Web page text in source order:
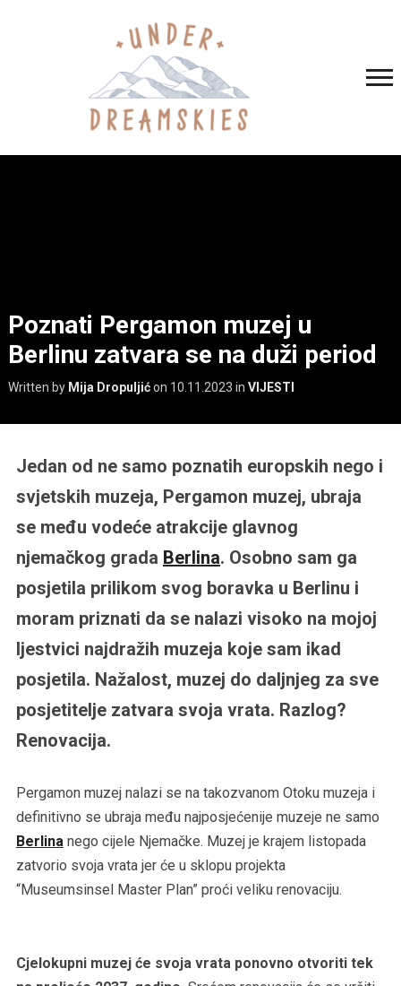
Poznati Pergamon muzej u
Berlinu zatvara se na duži period
Written by Mija Dropuljićon 10.11.2023 in VIJESTI
Jedan od ne samo poznatih europskih nego i
svjetskih muzeja, Pergamon muzej, ubraja
se među vodeće atrakcije glavnog
njemačkog grada Berlina. Osobno sam ga
posjetila prilikom svog boravka u Berlinu i
moram priznati da se nalazi visoko na mojoj
ljestvici najdražih muzeja koje sam ikad
posjetila. Nažalost, muzej do daljnjeg za sve
posjetitelje zatvara svoja vrata. Razlog?
Renovacija.
Pergamon muzej nalazi se na takozvanom Otoku muzeja i
definitivno se ubraja među najposjećenije muzeje ne samo
Berlinanego cijele Njemačke. Muzej je krajem listopada
zatvorio svoja vrata jer će u sklopu projekta
“Museumsinsel Master Plan” proći veliku renovaciju.
Cjelokupni muzej će svoja vrata ponovno otvoriti tek